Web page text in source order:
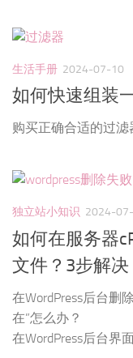
生活手册 2024-07-10
如何快速组装
购买正确合适的过滤
独立站小知识 2024-
如何在服务器
文件？3步解决
在WordPress后台删
在”怎么办？
在WordPress后台界